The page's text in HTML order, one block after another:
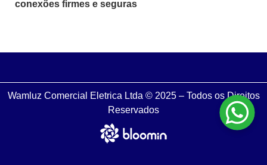
conexões firmes e seguras
Wamluz Comercial Eletrica Ltda © 2025 – Todos os Direitos
Reservados